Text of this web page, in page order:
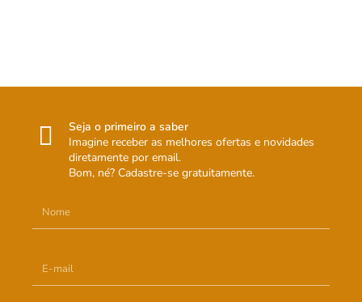
Seja o primeiro a saber
Imagine receber as melhores ofertas e novidades
diretamente por email.
Bom, né? Cadastre-se gratuitamente.